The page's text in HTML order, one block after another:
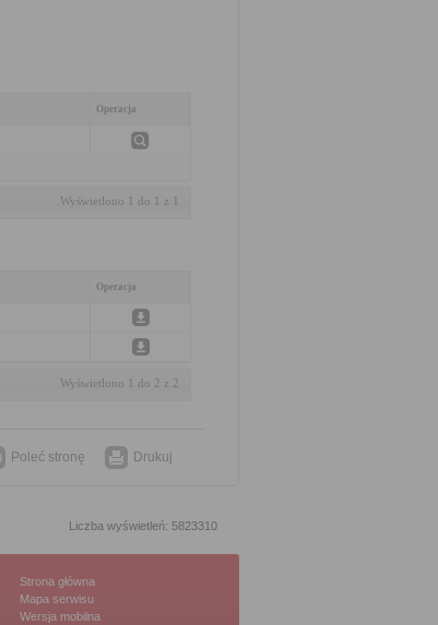
Operacja
Wyświetlono 1 do 1 z 1
Operacja
Wyświetlono 1 do 2 z 2
Poleć stronę Drukuj
Liczba wyświetleń: 5823310
Strona główna
Mapa serwisu
Wersja mobilna